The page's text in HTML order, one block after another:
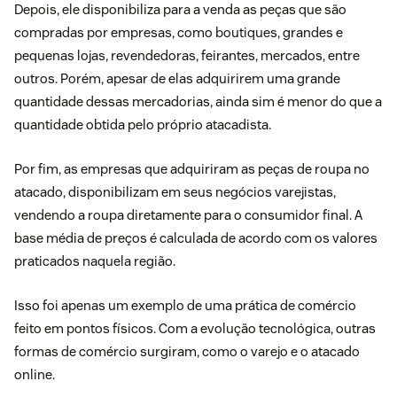
Depois, ele disponibiliza para a venda as peças que são
compradas por empresas, como boutiques, grandes e
pequenas lojas, revendedoras, feirantes, mercados, entre
outros. Porém, apesar de elas adquirirem uma grande
quantidade dessas mercadorias, ainda sim é menor do que a
quantidade obtida pelo próprio atacadista.
Por fim, as empresas que adquiriram as peças de roupa no
atacado, disponibilizam em seus negócios varejistas,
vendendo a roupa diretamente para o consumidor final. A
base média de preços é calculada de acordo com os valores
praticados naquela região.
Isso foi apenas um exemplo de uma prática de comércio
feito em pontos físicos. Com a evolução tecnológica, outras
formas de comércio surgiram, como o varejo e o atacado
online.